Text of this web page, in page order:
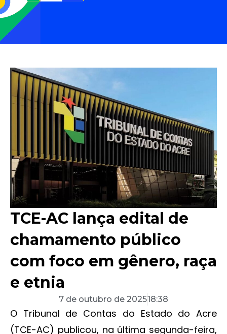
TCE-AC lança edital de
chamamento público
com foco em gênero, raça
e etnia
7 de outubro de 202518:38
O Tribunal de Contas do Estado do Acre
(TCE-AC) publicou, na última segunda-feira,